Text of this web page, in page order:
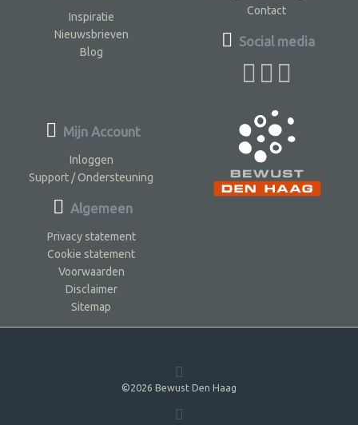
Inspiratie
Nieuwsbrieven
Blog
Contact
Social media
Mijn Account
Inloggen
Support / Ondersteuning
Algemeen
Privacy statement
Cookie statement
Voorwaarden
Disclaimer
Sitemap
©2026 Bewust Den Haag